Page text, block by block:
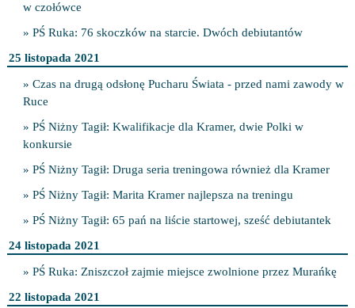
w czołówce
» PŚ Ruka: 76 skoczków na starcie. Dwóch debiutantów
25 listopada 2021
» Czas na drugą odsłonę Pucharu Świata - przed nami zawody w
Ruce
» PŚ Niżny Tagił: Kwalifikacje dla Kramer, dwie Polki w
konkursie
» PŚ Niżny Tagił: Druga seria treningowa również dla Kramer
» PŚ Niżny Tagił: Marita Kramer najlepsza na treningu
» PŚ Niżny Tagił: 65 pań na liście startowej, sześć debiutantek
24 listopada 2021
» PŚ Ruka: Zniszczoł zajmie miejsce zwolnione przez Murańkę
22 listopada 2021